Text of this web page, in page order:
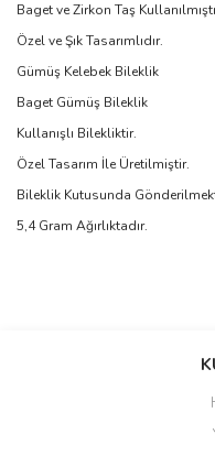
Baget ve Zirkon Taş
Özel ve Şık Tasarımlıdır.
Gümüş Kelebek Bileklik
Baget Gümüş Bileklik
Kullanışlı Bilekliktir.
Özel Tasarım İle Üretilmiştir.
Bileklik Kutusunda
5,4 Gram Ağırlıktadır.
Bu
Ürün resmi kalitesiz,